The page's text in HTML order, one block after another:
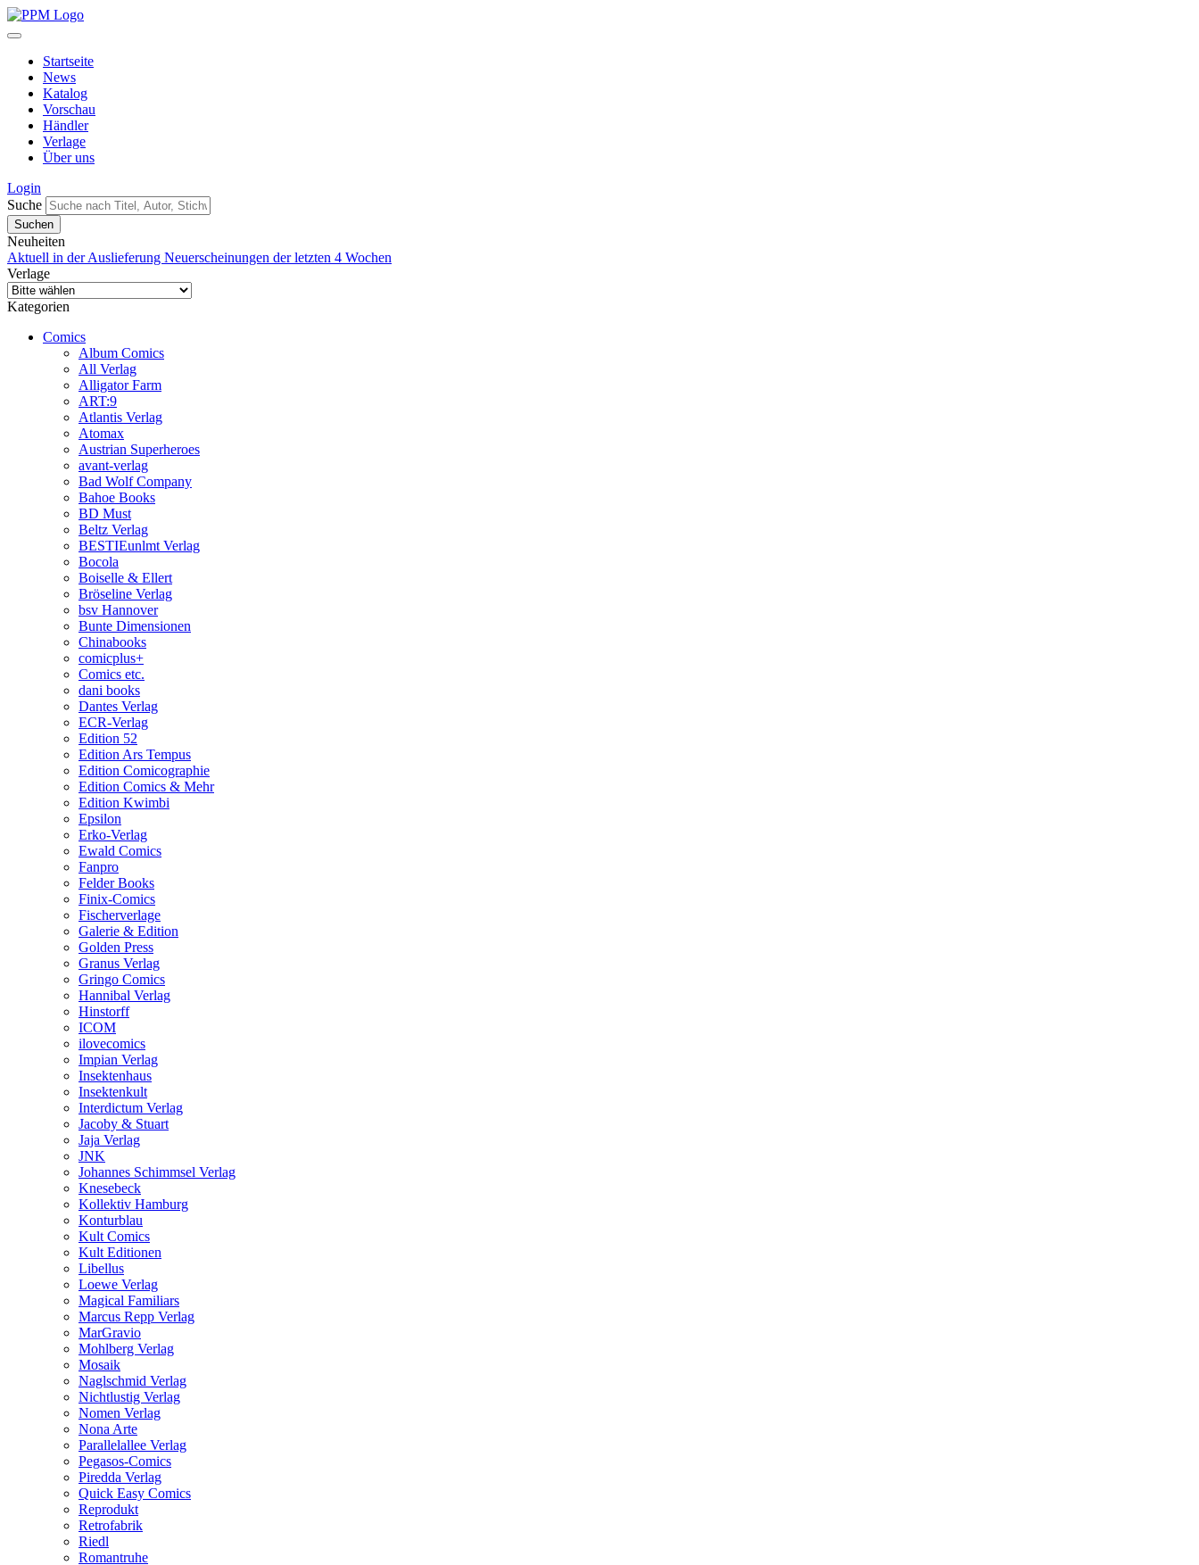
Startseite
News
Katalog
Vorschau
Händler
Verlage
Über uns
Login
Suche
Neuheiten
Aktuell in der Auslieferung Neuerscheinungen der letzten 4 Wochen
Verlage
Kategorien
Comics
Album Comics
All Verlag
Alligator Farm
ART:9
Atlantis Verlag
Atomax
Austrian Superheroes
avant-verlag
Bad Wolf Company
Bahoe Books
BD Must
Beltz Verlag
BESTIEunlmt Verlag
Bocola
Boiselle & Ellert
Bröseline Verlag
bsv Hannover
Bunte Dimensionen
Chinabooks
comicplus+
Comics etc.
dani books
Dantes Verlag
ECR-Verlag
Edition 52
Edition Ars Tempus
Edition Comicographie
Edition Comics & Mehr
Edition Kwimbi
Epsilon
Erko-Verlag
Ewald Comics
Fanpro
Felder Books
Finix-Comics
Fischerverlage
Galerie & Edition
Golden Press
Granus Verlag
Gringo Comics
Hannibal Verlag
Hinstorff
ICOM
ilovecomics
Impian Verlag
Insektenhaus
Insektenkult
Interdictum Verlag
Jacoby & Stuart
Jaja Verlag
JNK
Johannes Schimmsel Verlag
Knesebeck
Kollektiv Hamburg
Konturblau
Kult Comics
Kult Editionen
Libellus
Loewe Verlag
Magical Familiars
Marcus Repp Verlag
MarGravio
Mohlberg Verlag
Mosaik
Naglschmid Verlag
Nichtlustig Verlag
Nomen Verlag
Nona Arte
Parallelallee Verlag
Pegasos-Comics
Piredda Verlag
Quick Easy Comics
Reprodukt
Retrofabrik
Riedl
Romantruhe